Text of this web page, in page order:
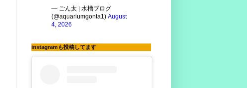
— ごん太 | 水槽ブログ
(@aquariumgonta1) August
4, 2026
instagramも投稿してます